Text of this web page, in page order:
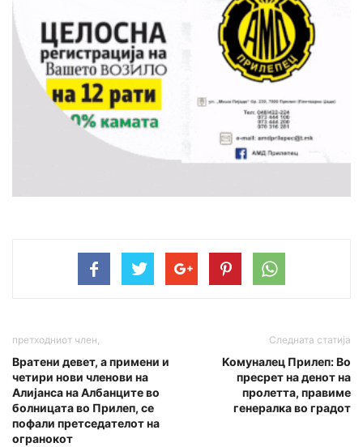
претходниот член,
Вратени девет, а примени и
четири нови членови на
Алијанса на Албанците во
болницата во Прилеп, се
пофали претседателот на
огранокот
Следната статија
Koмуналец Прилеп: Во
пресрет на денот на
пролетта, правиме
генералка во градот